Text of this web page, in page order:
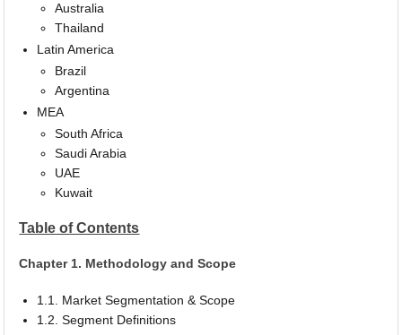
Australia
Thailand
Latin America
Brazil
Argentina
MEA
South Africa
Saudi Arabia
UAE
Kuwait
Table of Contents
Chapter 1. Methodology and Scope
1.1. Market Segmentation & Scope
1.2. Segment Definitions